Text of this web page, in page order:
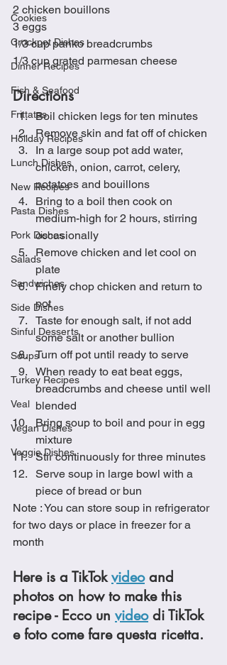
Cookies
Crockpot Dishes
Dinner Recipes
Fish & Seafood
Frittatas
Holiday Recipes
Lunch Dishes
New Recipes
Pasta Dishes
Pork Dishes
Salads
Sandwiches
Side Dishes
Sinful Desserts
Soups
Turkey Recipes
Veal
Vegan Dishes
Veggie Dishes
2 chicken bouillons
3 eggs
1/3 cup panko breadcrumbs
1/3 cup grated parmesan cheese
Directions
Boil chicken legs for ten minutes
Remove skin and fat off of chicken
In a large soup pot add water,
chicken, onion, carrot, celery,
potatoes and bouillons
Bring to a boil then cook on
medium-high for 2 hours, stirring
occasionally
Remove chicken and let cool on
plate
Finely chop chicken and return to
pot
Taste for enough salt, if not add
some salt or another bullion
Turn off pot until ready to serve
When ready to eat beat eggs,
breadcrumbs and cheese until well
blended
Bring soup to boil and pour in egg
mixture
Stir continuously for three minutes
Serve soup in large bowl with a
piece of bread or bun
Note : You can store soup in refrigerator
for two days or place in freezer for a
month
Here is a TikTok video and
photos on how to make this
recipe - Ecco un video di TikTok
e foto come fare questa ricetta.